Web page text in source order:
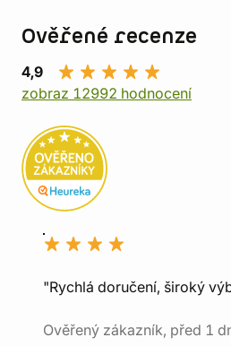
Ověřené recenze
4,9
zobraz 12992 hodnocení
"Rychlá doručení, široký
Ověřený zákazník, před 1